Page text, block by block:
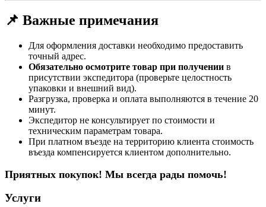
📌 Важные примечания
Для оформления доставки необходимо предоставить
точный адрес.
Обязательно осмотрите товар при получении в
присутствии экспедитора (проверьте целостность
упаковки и внешний вид).
Разгрузка, проверка и оплата выполняются в течение 20
минут.
Экспедитор не консультирует по стоимости и
техническим параметрам товара.
При платном въезде на территорию клиента стоимость
въезда компенсируется клиентом дополнительно.
Приятных покупок! Мы всегда рады помочь!
Услуги